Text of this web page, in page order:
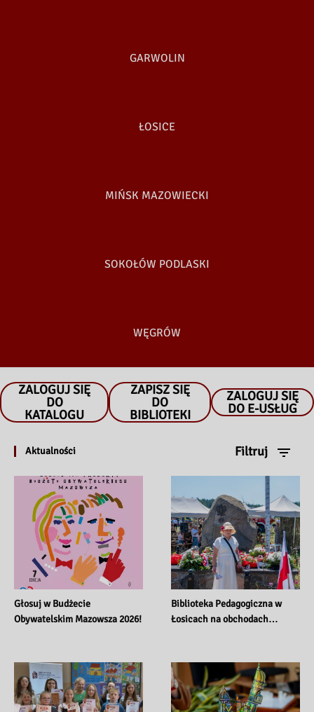
GARWOLIN
ŁOSICE
MIŃSK MAZOWIECKI
SOKOŁÓW PODLASKI
WĘGRÓW
ZALOGUJ SIĘ
DO
KATALOGU
ZAPISZ SIĘ
DO
BIBLIOTEKI
ZALOGUJ SIĘ
DO E-USŁUG
Aktualności Filtruj
Głosuj w Budżecie
Obywatelskim Mazowsza 2026!
Biblioteka Pedagogiczna w
Łosicach na obchodach…